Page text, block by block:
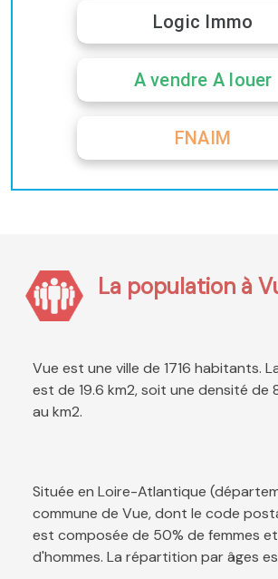
Logic Immo
A vendre A louer
FNAIM
La population à
Vue est une ville de 1716 habitants.
est de 19.6 km2, soit une densité de
au km2.
Située en Loire-Atlantique
commune de Vue, dont le code
est composée de 50% de femmes
d'hommes. La répartition par âges